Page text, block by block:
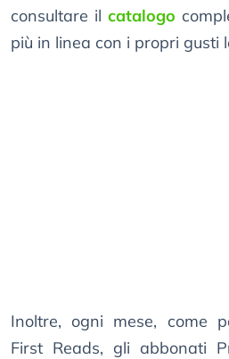
consultare il catalogo
più in linea con i propri gusti
Inoltre, ogni mese, come
First Reads, gli abbonati